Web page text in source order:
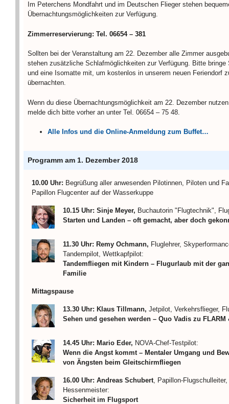
Im Peterchens Mondfahrt und im Deutschen Flieger stehen
Übernachtungsmöglichkeiten zur Verfügung.
Zimmerreservierung: Tel. 06654 – 381
Sollten bei der Veranstaltung am 22. Dezember alle Zimmer
stehen zusätzliche Schlafmöglichkeiten zur Verfügung. Bitte bringe
und eine Isomatte mit, um kostenlos in unserem neuen Feriendorf
übernachten.
Wenn du diese Übernachtungsmöglichkeit am 22. Dezember
melde dich bitte vorher an unter Tel. 06654 – 75 48.
Alle Infos und die Online-Anmeldung zum Buffet…
Programm am 1. Dezember 2018
10.00 Uhr: Begrüßung aller anwesenden Pilotinnen, Piloten und
Papillon Flugcenter auf der Wasserkuppe
10.15 Uhr: Sinje Meyer, Buchautorin "Flugtechnik",
Starten und Landen – oft gemacht, aber doch
11.30 Uhr: Remy Ochmann, Fluglehrer,
Tandempilot, Wettkapfpilot:
Tandemfliegen mit Kindern – Flugurlaub mit der
Familie
Mittagspause
13.30 Uhr: Klaus Tillmann, Jetpilot, Verkehrsflieger,
Sehen und gesehen werden – Quo Vadis zu FLARM
14.45 Uhr: Mario Eder, NOVA-Chef-Testpilot:
Wenn die Angst kommt – Mentaler Umgang und
von Ängsten beim Gleitschirmfliegen
16.00 Uhr: Andreas Schubert , Papillon-
Hessenmeister:
Sicherheit im Flugsport